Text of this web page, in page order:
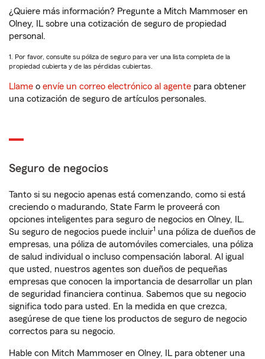
¿Quiere más información? Pregunte a Mitch Mammoser en
Olney, IL sobre una cotización de seguro de propiedad
personal.
1. Por favor, consulte su póliza de seguro para ver una lista completa de la
propiedad cubierta y de las pérdidas cubiertas.
Llame o envíe un correo electrónico al agente para obtener
una cotización de seguro de artículos personales.
Seguro de negocios
Tanto si su negocio apenas está comenzando, como si está
creciendo o madurando, State Farm le proveerá con
opciones inteligentes para seguro de negocios en Olney, IL.
Su seguro de negocios puede incluir1 una póliza de dueños de
empresas, una póliza de automóviles comerciales, una póliza
de salud individual o incluso compensación laboral. Al igual
que usted, nuestros agentes son dueños de pequeñas
empresas que conocen la importancia de desarrollar un plan
de seguridad financiera continua. Sabemos que su negocio
significa todo para usted. En la medida en que crezca,
asegúrese de que tiene los productos de seguro de negocio
correctos para su negocio.
Hable con Mitch Mammoser en Olney, IL para obtener una